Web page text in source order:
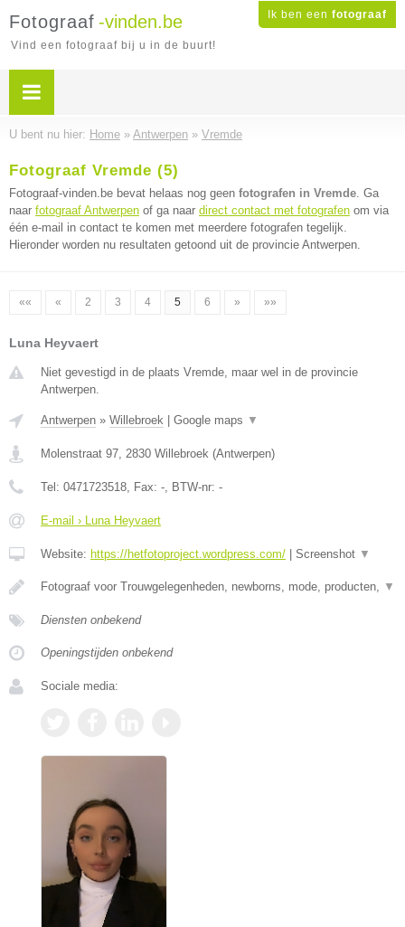
Ik ben een fotograaf
Fotograaf -vinden.be
Vind een fotograaf bij u in de buurt!
U bent nu hier: Home » Antwerpen » Vremde
Fotograaf Vremde (5)
Fotograaf-vinden.be bevat helaas nog geen fotografen in Vremde. Ga
naar fotograaf Antwerpen of ga naar direct contact met fotografen om via
één e-mail in contact te komen met meerdere fotografen tegelijk.
Hieronder worden nu resultaten getoond uit de provincie Antwerpen.
«« « 2 3 4 5 6 » »»
Luna Heyvaert
Niet gevestigd in de plaats Vremde, maar wel in de provincie
Antwerpen.
Antwerpen » Willebroek Google maps ▼
Molenstraat 97, 2830 Willebroek (Antwerpen)
Tel: 0471723518, Fax: -, BTW-nr: -
E-mail › Luna Heyvaert
Website: https://hetfotoproject.wordpress.com/ Screenshot ▼
Fotograaf voor Trouwgelegenheden, newborns, mode, producten, ▼
Diensten onbekend
Openingstijden onbekend
Sociale media: